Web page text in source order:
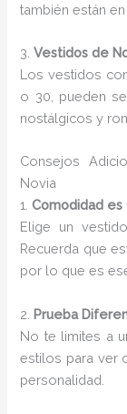
también están en
3.Vestidos de
Los vestidos
o 30, pueden
nostálgicos y
Consejos
Novia
1.Comodidad es
Elige un
Recuerda que
por lo que es
2. Prueba
No te limites a
estilos para ver
personalidad.